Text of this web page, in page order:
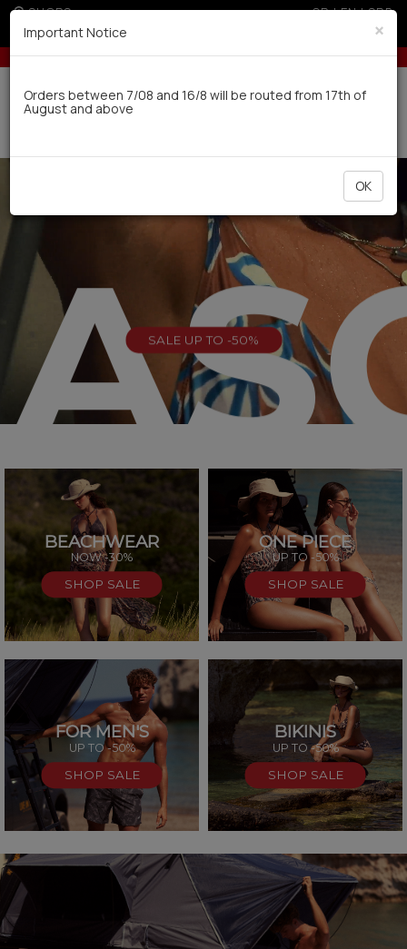
SHOPS GR|EN|SRB
Up to 3 interest-free installments with credit cards for
over 100€
Delivery in 7-9 working days via UPS
SALE UP TO -50%
BEACHWEAR
NOW -30%
SHOP SALE
ONE PIECE
UP TO -50%
SHOP SALE
FOR MEN'S
UP TO -50%
SHOP SALE
BIKINIS
UP TO -50%
SHOP SALE
×
Important Notice
Orders between 7/08 and 16/8 will be routed from 17th of
August and above
OK